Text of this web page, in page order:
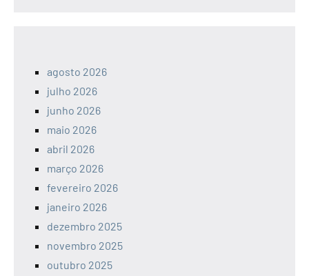
agosto 2026
julho 2026
junho 2026
maio 2026
abril 2026
março 2026
fevereiro 2026
janeiro 2026
dezembro 2025
novembro 2025
outubro 2025